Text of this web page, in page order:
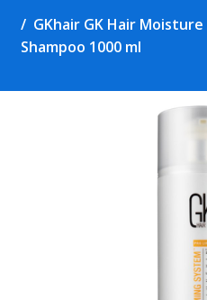
GKhair GK Hair
Shampoo 1000 ml